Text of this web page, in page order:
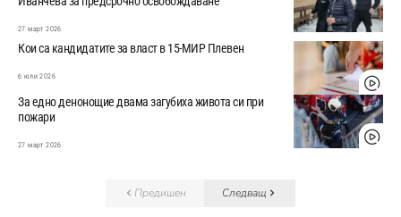
27 март 2026
Кои са кандидатите за власт в 15-МИР Плевен
6 юли 2026
За едно денонощие двама загубиха живота си при
пожари
27 март 2026
Предишен Следващ